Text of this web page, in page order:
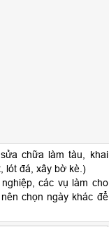
chữa làm tàu, khai
lót đá, xây bờ kè.)
các vụ làm cho
chọn ngày khác để